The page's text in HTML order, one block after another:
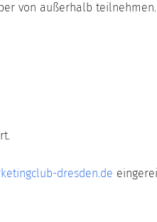
von außerhalb
dresden.de